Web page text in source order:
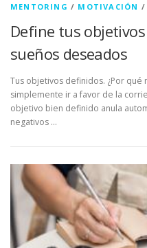
MENTORING / MOTIVACIÓN /
Define tus
sueños deseados
Tus objetivos definidos. ¿Por
simplemente ir a favor de la
objetivo bien definido anula
negativos …